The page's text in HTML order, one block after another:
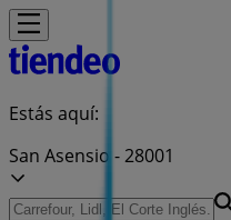
Estás aquí:
San Asensio - 28001